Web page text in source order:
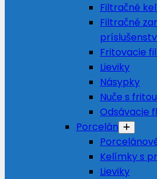
Filtračné
Filtračné
Fritovacie
Lieviky
Násypky
Nuče s fritou
Odsávacie
Porcelán
Kelímky s
Lieviky